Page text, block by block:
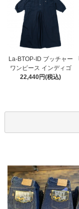
La-BTOP-ID ブッチャー
ワンピース インディゴ
22,440円(税込)